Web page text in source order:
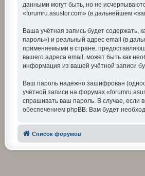
данными могут быть, но не
«forumru.asustor.com» (в дальнейшем
Ваша учётная запись будет
пароль») и реальный адрес email (в
применяемыми в стране,
вашего адреса email, может быть как
информация из вашей учётной записи
Ваш пароль надёжно зашифрован
учётной записи на форумах
спрашивать ваш пароль. В случае, если
обеспечением phpBB. Вам будет
Список форумов